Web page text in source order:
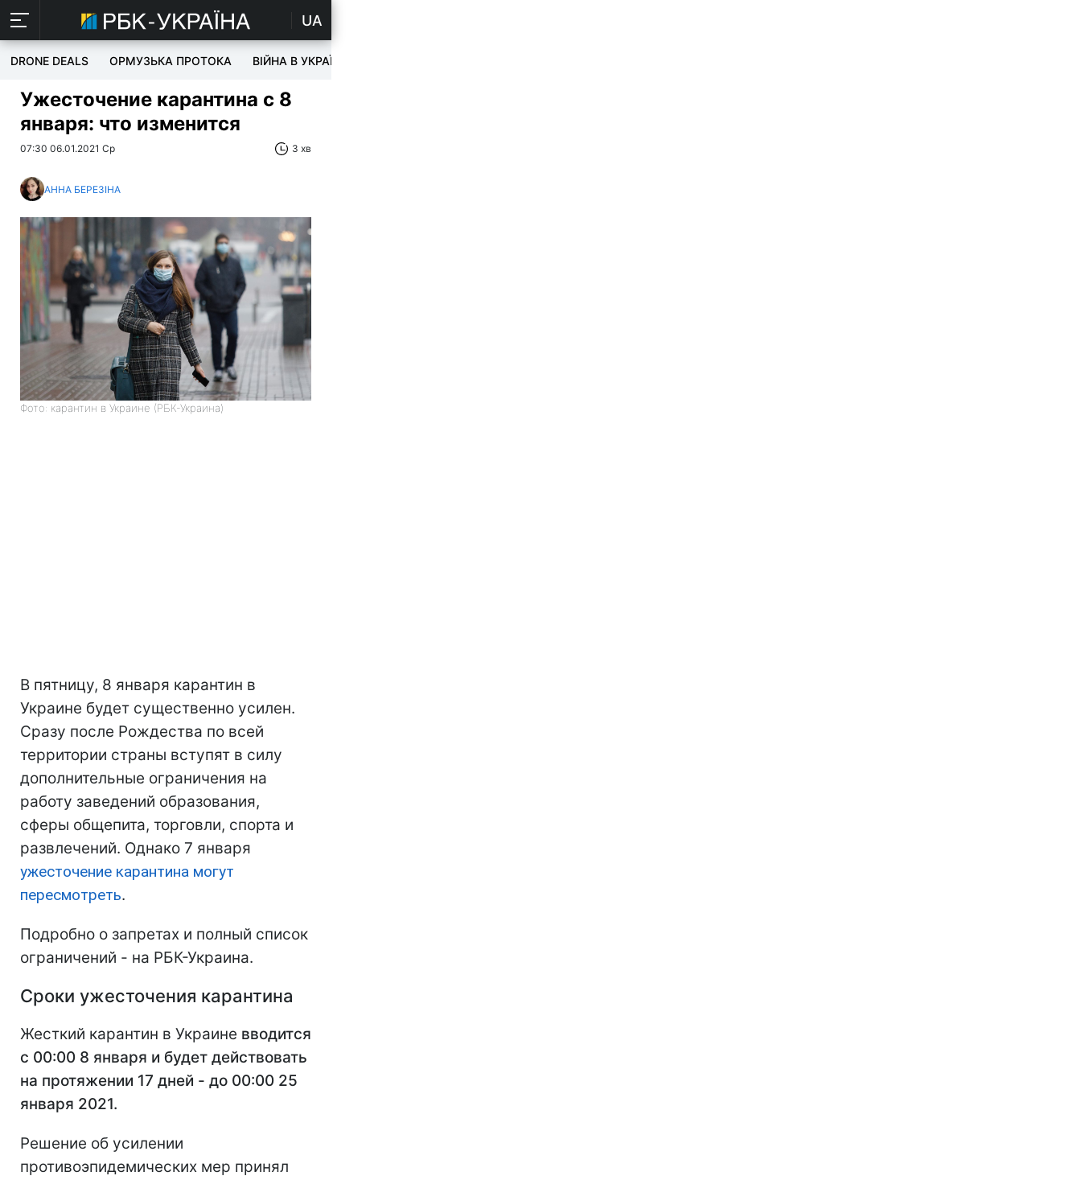
UA
DRONE DEALS ОРМУЗЬКА ПРОТОКА ВІЙНА В УКРАЇНІ
Ужесточение карантина с 8
января: что изменится
07:30 06.01.2021 Ср 3 хв
АННА БЕРЕЗІНА
Фото: карантин в Украине (РБК-Украина)
В пятницу, 8 января карантин в
Украине будет существенно усилен.
Сразу после Рождества по всей
территории страны вступят в силу
дополнительные ограничения на
работу заведений образования,
сферы общепита, торговли, спорта и
развлечений. Однако 7 января
ужесточение карантина могут
пересмотреть.
Подробно о запретах и полный список
ограничений - на РБК-Украина.
Сроки ужесточения карантина
Жесткий карантин в Украине вводится
с 00:00 8 января и будет действовать
на протяжении 17 дней - до 00:00 25
января 2021.
Решение об усилении
противоэпидемических мер принял